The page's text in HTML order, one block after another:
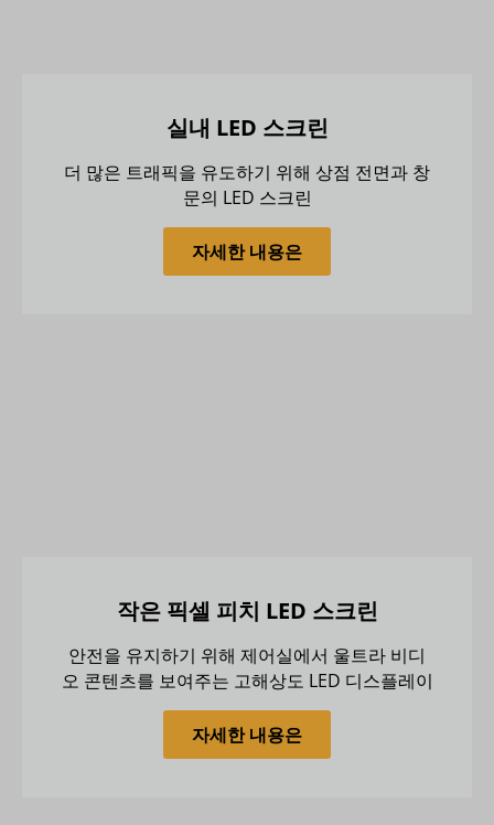
실내 LED 스크린
더 많은 트래픽을 유도하기 위해 상점 전면과 창
문의 LED 스크린
자세한 내용은
작은 픽셀 피치 LED 스크린
안전을 유지하기 위해 제어실에서 울트라 비디
오 콘텐츠를 보여주는 고해상도 LED 디스플레이
자세한 내용은